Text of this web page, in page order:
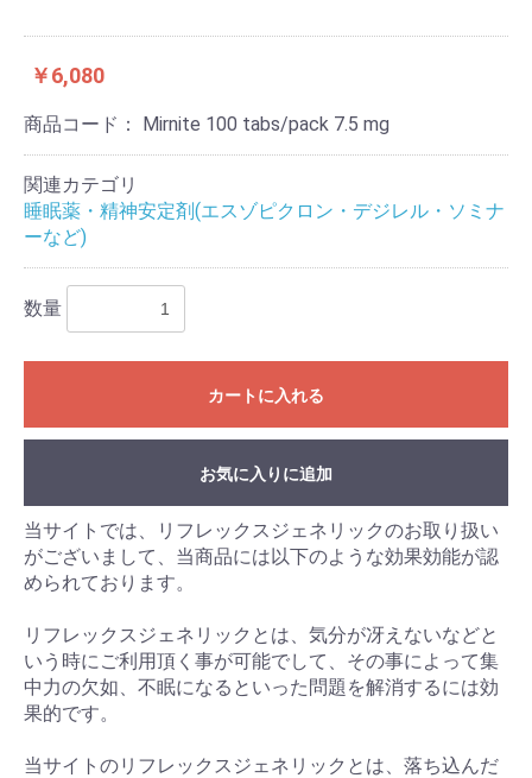
￥6,080
商品コード： Mirnite 100 tabs/pack 7.5 mg
関連カテゴリ
睡眠薬・精神安定剤(エスゾピクロン・デジレル・ソミナ
ーなど)
数量
カートに入れる
お気に入りに追加
当サイトでは、リフレックスジェネリックのお取り扱い
がございまして、当商品には以下のような効果効能が認
められております。
リフレックスジェネリックとは、気分が冴えないなどと
いう時にご利用頂く事が可能でして、その事によって集
中力の欠如、不眠になるといった問題を解消するには効
果的です。
当サイトのリフレックスジェネリックとは、落ち込んだ